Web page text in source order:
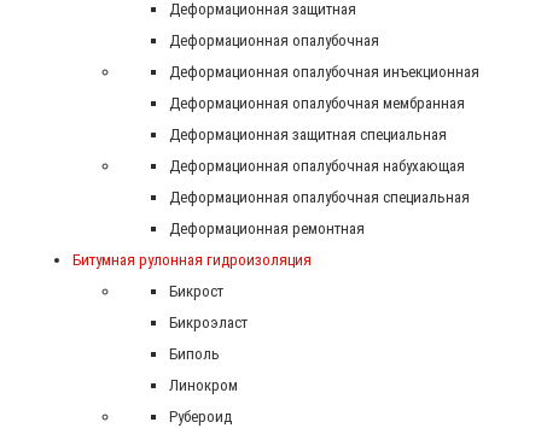
Деформационная защитная
Деформационная опалубочная
Деформационная опалубочная инъекционная
Деформационная опалубочная мембранная
Деформационная защитная специальная
Деформационная опалубочная набухающая
Деформационная опалубочная специальная
Деформационная ремонтная
Битумная рулонная гидроизоляция
Бикрост
Бикроэласт
Биполь
Линокром
Рубероид